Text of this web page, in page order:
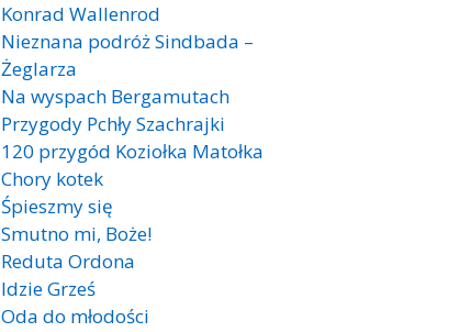
Konrad Wallenrod
Nieznana podróż Sindbada –
Żeglarza
Na wyspach Bergamutach
Przygody Pchły Szachrajki
120 przygód Koziołka Matołka
Chory kotek
Śpieszmy się
Smutno mi, Boże!
Reduta Ordona
Idzie Grześ
Oda do młodości